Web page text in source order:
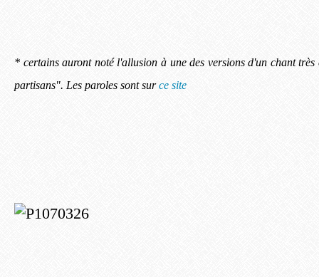
* certains auront noté l'allusion à une des versions d'un chant
partisans". Les paroles sont surce site